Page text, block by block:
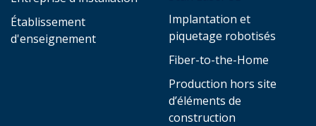
Établissement
d'enseignement
Implantation et
piquetage robotisés
Fiber-to-the-Home
Production hors site
d’éléments de
construction